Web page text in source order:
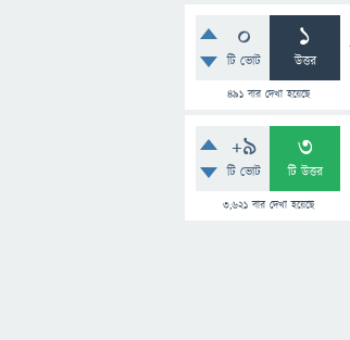
0
টি ভোট
1
উত্তর
491বার দেখা হয়েছে
+9
টি ভোট
3
টি উত্তর
3,621বার দেখা হয়েছে